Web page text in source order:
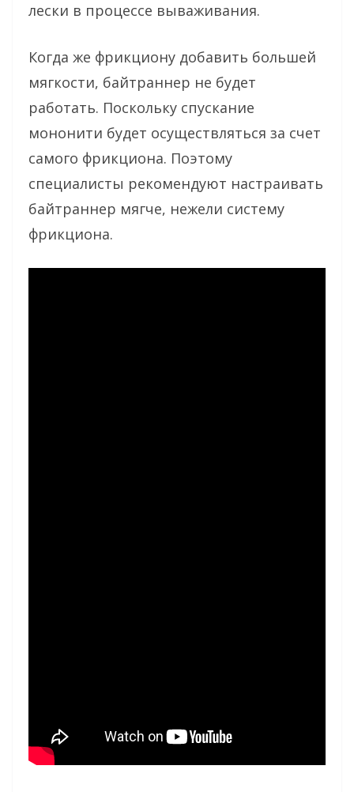
лески в процессе вываживания.
Когда же фрикциону добавить большей
мягкости, байтраннер не будет
работать. Поскольку спускание
мононити будет осуществляться за счет
самого фрикциона. Поэтому
специалисты рекомендуют настраивать
байтраннер мягче, нежели систему
фрикциона.